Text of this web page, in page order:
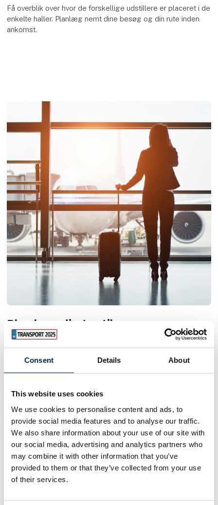
Consent Details About
This website uses cookies
We use cookies to personalise content and ads, to
provide social media features and to analyse our traffic.
We also share information about your use of our site with
our social media, advertising and analytics partners who
may combine it with other information that you’ve
provided to them or that they’ve collected from your use
of their services.
Få overblik over hvor de forskellige udstillere er placeret i de
enkelte haller. Planlæg nemt dine besøg og din rute inden
ankomst.
Planlæg din tur til messen
informationer i forbindelse med turen til Transport 2027. Læs
kontakte os.
Adresse keyboard_arrow_down
Gratis parkering keyboard_arrow_down
Hotel keyboard_arrow_down